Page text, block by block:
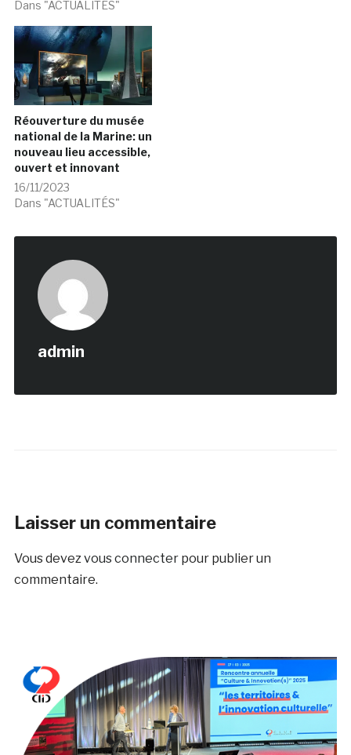
Dans "ACTUALITÉS"
Réouverture du musée
national de la Marine: un
nouveau lieu accessible,
ouvert et innovant
16/11/2023
Dans "ACTUALITÉS"
admin
Laisser un commentaire
Vous devez vous connecterpour publier un
commentaire.